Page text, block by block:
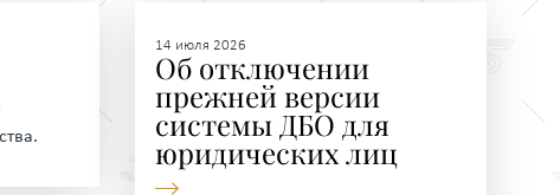
14 июля 2026
Об отключении
прежней версии
системы ДБО для
юридических лиц